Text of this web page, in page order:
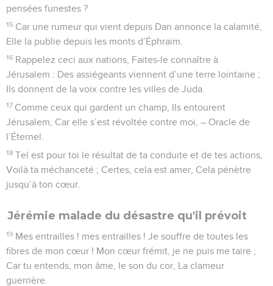
pensées funestes ?
15 Car une rumeur qui vient depuis Dan annonce la calamité,
Elle la publie depuis les monts d’Éphraïm.
16 Rappelez ceci aux nations, Faites-le connaître à
Jérusalem : Des assiégeants viennent d’une terre lointaine ;
Ils donnent de la voix contre les villes de Juda.
17 Comme ceux qui gardent un champ, Ils entourent
Jérusalem, Car elle s’est révoltée contre moi, – Oracle de
l’Éternel.
18 Tel est pour toi le résultat de ta conduite et de tes actions,
Voilà ta méchanceté ; Certes, cela est amer, Cela pénètre
jusqu’à ton cœur.
Jérémie malade du désastre qu'il prévoit
19 Mes entrailles ! mes entrailles ! Je souffre de toutes les
fibres de mon cœur ! Mon cœur frémit, je ne puis me taire ;
Car tu entends, mon âme, le son du cor, La clameur
guerrière.